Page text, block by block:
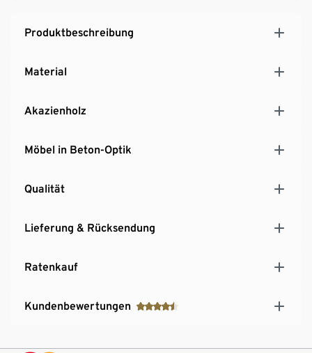
Produktbeschreibung
Material
Akazienholz
Möbel in Beton-Optik
Qualität
Lieferung & Rücksendung
Ratenkauf
Kundenbewertungen